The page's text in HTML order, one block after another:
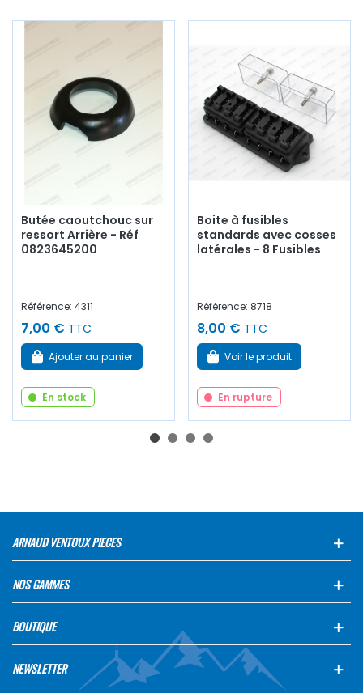
Butée caoutchouc sur
ressort Arrière - Réf
0823645200
Référence: 4311
7,00 € TTC
Ajouter au panier
En stock
Boite à fusibles
standards avec cosses
latérales - 8 Fusibles
Référence: 8718
8,00 € TTC
Voir le produit
En rupture
ARNAUD VENTOUX PIECES
NOS GAMMES
BOUTIQUE
NEWSLETTER